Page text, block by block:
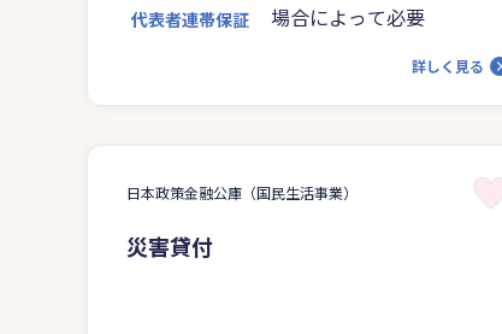
代表者連帯保証 場合によって必要
詳しく見る
日本政策金融公庫（国民生活事業）
災害貸付